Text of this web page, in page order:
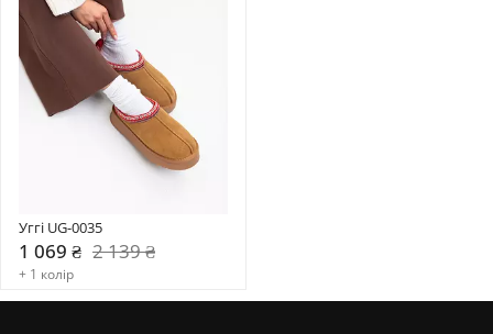
Уггі UG-0035
1 069 ₴ 2 139 ₴
+ 1 колір